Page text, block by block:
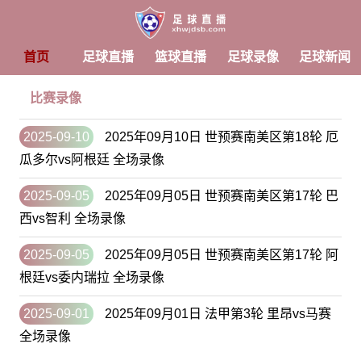
首页 足球直播 篮球直播 足球录像 足球新闻
比赛录像
2025-09-10
2025年09月10日 世预赛南美区第18轮 厄
瓜多尔vs阿根廷 全场录像
2025-09-05
2025年09月05日 世预赛南美区第17轮 巴
西vs智利 全场录像
2025-09-05
2025年09月05日 世预赛南美区第17轮 阿
根廷vs委内瑞拉 全场录像
2025-09-01
2025年09月01日 法甲第3轮 里昂vs马赛
全场录像